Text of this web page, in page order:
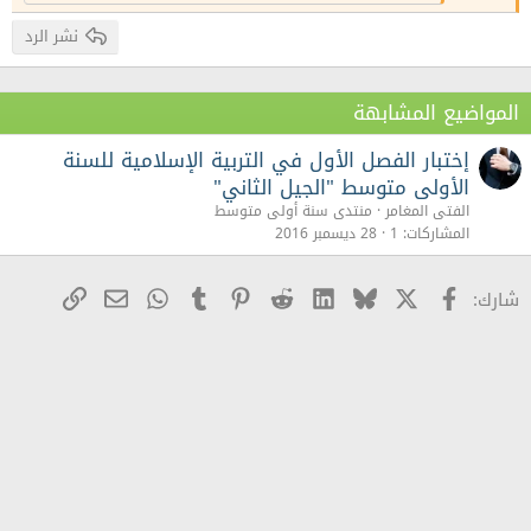
نشر الرد
المواضيع المشابهة
إختبار الفصل الأول في التربية الإسلامية للسنة
الأولى متوسط "الجيل الثاني"
الفتى المغامر منتدى سنة أولى متوسط
المشاركات 1 28 ديسمبر 2016
شارك: Facebook
X
Bluesky
LinkedIn
Reddit
Pinterest
Tumblr
WhatsApp
البريدرابط